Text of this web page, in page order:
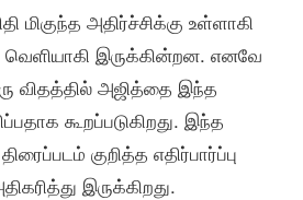
மிகுந்த அதிர்ச்சிக்கு உள்ளாகி
இருக்கின்றன. எனவே
விதத்தில் அஜித்தை இந்த
கூறப்படுகிறது. இந்த
குறித்த எதிர்பார்ப்பு
இருக்கிறது.